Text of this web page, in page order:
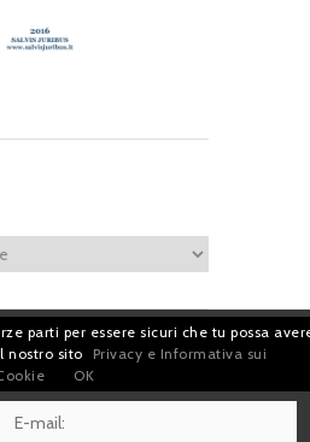
sempre aggiornato!
parti per essere sicuri che tu possa
nostro sito
Privacy e Informativa sui
OK